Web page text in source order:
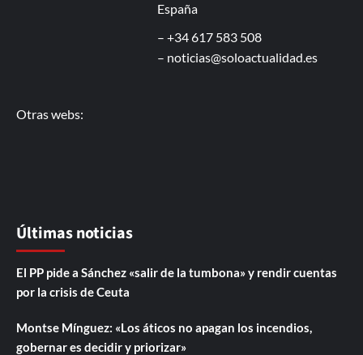
España
– +34 617 583 508
– noticias@soloactualidad.es
Otras webs:
Últimas noticias
El PP pide a Sánchez «salir de la tumbona» y rendir cuentas
por la crisis de Ceuta
Montse Mínguez: «Los áticos no apagan los incendios,
gobernar es decidir y priorizar»